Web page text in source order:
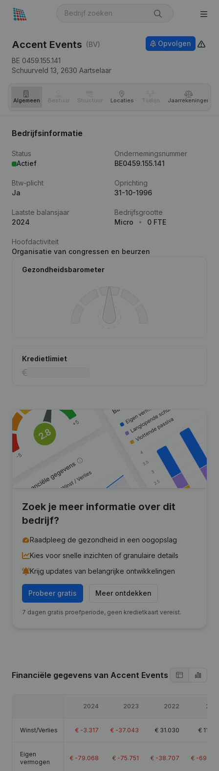
Accent Events (BV)
BE 0459.155.141
Schuurveld 13, 2630 Aartselaar
Opvolgen
Algemeen Bestuur Structuur Locaties Tijdlijn Jaar­rekeningen
Bedrijfsinformatie
Status
Actief
Ondernemingsnummer
BE0459.155.141
Btw-plicht
Ja
Oprichting
31-10-1996
Laatste balansjaar
2024
Bedrijfsgrootte
Micro
0 FTE
Hoofdactiviteit
Organisatie van congressen en beurzen
Gezondheidsbarometer
Kredietlimiet
Zoek je meer informatie over dit
bedrijf?
Raadpleeg de gezondheid in een oogopslag
Kies voor snelle inzichten of granulaire details
Krijg updates van belangrijke ontwikkelingen
Probeer gratis Meer ontdekken
7 dagen gratis proefperiode, geen kredietkaart vereist.
Financiële gegevens van Accent Events
2024 2023 2022
Winst/Verlies € -3.317 € -37.043 € 31.030 €
Eigen
vermogen
€ -79.068 € -75.751 € -38.707 € -